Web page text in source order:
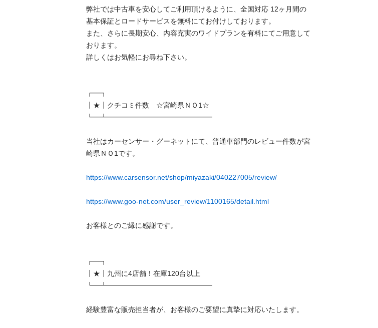
弊社では中古車を安心してご利用頂けるように、全国対応 12ヶ月間の
基本保証とロードサービスを無料にてお付けしております。
また、さらに長期安心、内容充実のワイドプランを有料にてご用意して
おります。
詳しくはお気軽にお尋ね下さい。
┏━┓
┃★┃クチコミ件数　☆宮崎県ＮＯ1☆
┗━┻━━━━━━━━━━━━━━━
当社はカーセンサー・グーネットにて、普通車部門のレビュー件数が宮
崎県ＮＯ1です。
https://www.carsensor.net/shop/miyazaki/040227005/review/
https://www.goo-net.com/user_review/1100165/detail.html
お客様とのご縁に感謝です。
┏━┓
┃★┃九州に4店舗！在庫120台以上
┗━┻━━━━━━━━━━━━━━━
経験豊富な販売担当者が、お客様のご要望に真摯に対応いたします。